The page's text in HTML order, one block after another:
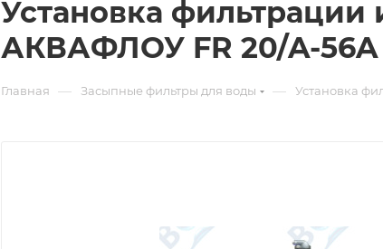
Установка фильтрации
АКВАФЛОУ FR 20/A-56A
Главная — Засыпные фильтры для воды — Установка